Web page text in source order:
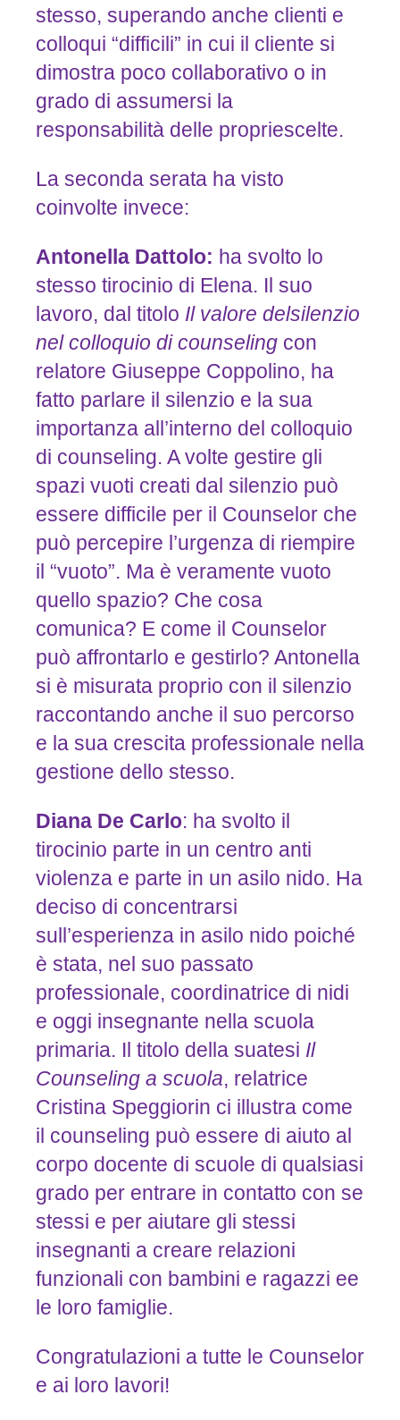
stesso, superando anche clienti e
colloqui “difficili” in cui il cliente si
dimostra poco collaborativo o in
grado di assumersi la
responsabilità delle propriescelte.
La seconda serata ha visto
coinvolte invece:
Antonella Dattolo: ha svolto lo
stesso tirocinio di Elena. Il suo
lavoro, dal titolo Il valore delsilenzio
nel colloquio di counselingcon
relatore Giuseppe Coppolino, ha
fatto parlare il silenzio e la sua
importanza all’interno del colloquio
di counseling. A volte gestire gli
spazi vuoti creati dal silenzio può
essere difficile per il Counselor che
può percepire l’urgenza di riempire
il “vuoto”. Ma è veramente vuoto
quello spazio? Che cosa
comunica? E come il Counselor
può affrontarlo e gestirlo? Antonella
si è misurata proprio con il silenzio
raccontando anche il suo percorso
e la sua crescita professionale nella
gestione dello stesso.
Diana De Carlo: ha svolto il
tirocinio parte in un centro anti
violenza e parte in un asilo nido. Ha
deciso di concentrarsi
sull’esperienza in asilo nido poiché
è stata, nel suo passato
professionale, coordinatrice di nidi
e oggi insegnante nella scuola
primaria. Il titolo della suatesi Il
Counseling a scuola, relatrice
Cristina Speggiorin ci illustra come
il counseling può essere di aiuto al
corpo docente di scuole di qualsiasi
grado per entrare in contatto con se
stessi e per aiutare gli stessi
insegnanti a creare relazioni
funzionali con bambini e ragazzi ee
le loro famiglie.
Congratulazioni a tutte le Counselor
e ai loro lavori!